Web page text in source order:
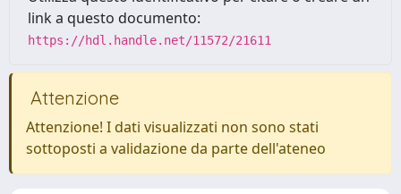
link a questo documento:
https://hdl.handle.net/11572/21611
Attenzione
Attenzione! I dati visualizzati non sono stati
sottoposti a validazione da parte dell'ateneo